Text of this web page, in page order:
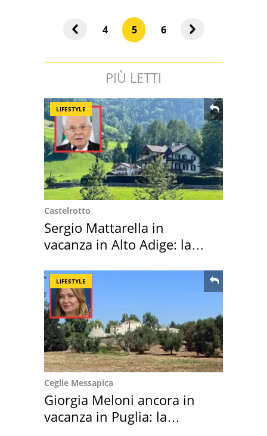
4 5 6
PIÙ LETTI
LIFESTYLE
Castelrotto
Sergio Mattarella in
vacanza in Alto Adige: la
LIFESTYLE
Ceglie Messapica
Giorgia Meloni ancora in
vacanza in Puglia: la